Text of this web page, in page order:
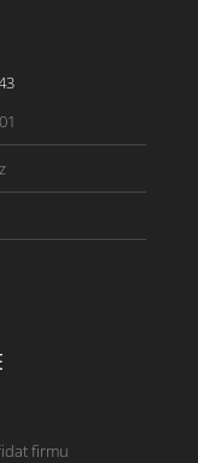
firmu